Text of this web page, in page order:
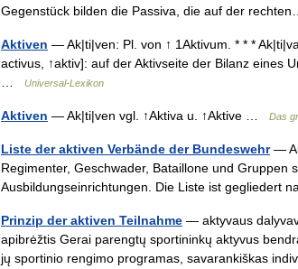
Gegenstück bilden die Passiva, die auf der
Aktiven — Ak|ti|ven: Pl. von ↑ 1Aktivum. * * *
activus, ↑aktiv]: auf der Aktivseite der Bilanz eines
Universal-Lexikon
Aktiven — Ak|ti|ven vgl. ↑Aktiva u. ↑Aktive … Das
Liste der aktiven Verbände der Bundeswehr—
Regimenter, Geschwader, Bataillone und Gruppen
Ausbildungseinrichtungen. Die Liste ist gegliedert
Prinzip der aktiven Teilnahme — aktyvaus
apibrėžtis Gerai parengtų sportininkų aktyvus
jų sportinio rengimo programas, savarankiškas